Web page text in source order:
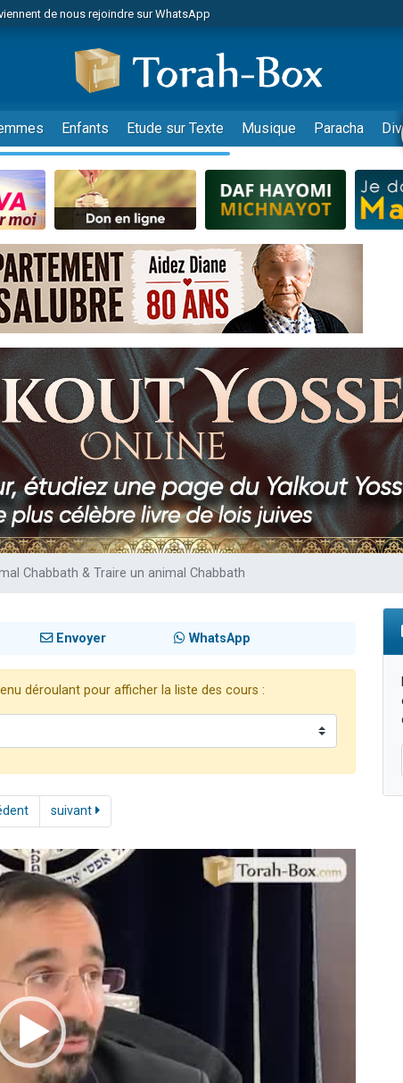
de nous rejoindre sur WhatsApp
donner son Maasser
viennent de faire un don pour 5 jours de vacances aux Orphelins
viennent de faire un don pour Diane, 80 ans, dans un appartement
viennent de demander une bénédiction
de nous rejoindre sur WhatsApp
viennent de faire un don pour Sauvez la jambe de Yohan
places pour étudier en groupe sur Zoom
musiques dans Torah-Box Music
de nous rejoindre sur WhatsApp
de nous rejoindre sur WhatsApp
de nous rejoindre sur WhatsApp
musiques dans Torah-Box Music
viennent de faire un don pour Tsédaka : pauvres d'Israel
radio : Visions de grandeur n°104 : Le Chabbath et le Birkat Hamazone à
viennent de demander une bénédiction
son Maasser
places pour étudier en groupe sur Zoom
son Maasser
Enfants Etude sur Texte Musique Paracha
Chabbath & Traire un animal Chabbath
Envoyer WhatsApp
déroulant pour afficher la liste des cours :
suivant